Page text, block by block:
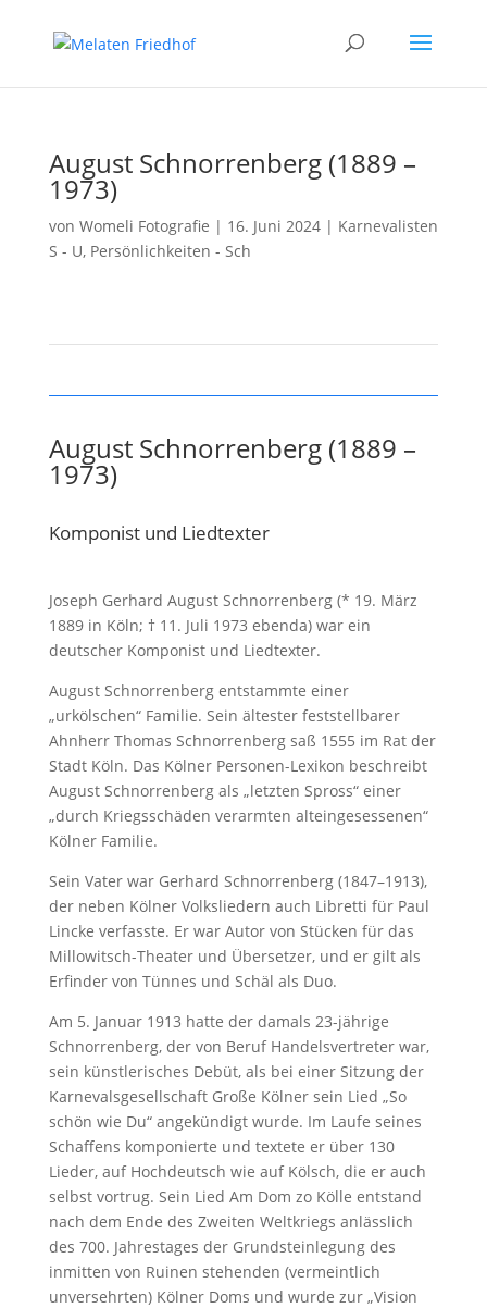
August Schnorrenberg (1889 –
1973)
von Womeli Fotografie | 16. Juni 2024| Karnevalisten
S - U, Persönlichkeiten - Sch
August Schnorrenberg (1889 –
1973)
Komponist und Liedtexter
Joseph Gerhard August Schnorrenberg (* 19. März
1889 in Köln; † 11. Juli 1973 ebenda) war ein
deutscher Komponist und Liedtexter.
August Schnorrenberg entstammte einer
„urkölschen“ Familie. Sein ältester feststellbarer
Ahnherr Thomas Schnorrenberg saß 1555 im Rat der
Stadt Köln. Das Kölner Personen-Lexikon beschreibt
August Schnorrenberg als „letzten Spross“ einer
„durch Kriegsschäden verarmten alteingesessenen“
Kölner Familie.
Sein Vater war Gerhard Schnorrenberg (1847–1913),
der neben Kölner Volksliedern auch Libretti für Paul
Lincke verfasste. Er war Autor von Stücken für das
Millowitsch-Theater und Übersetzer, und er gilt als
Erfinder von Tünnes und Schäl als Duo.
Am 5. Januar 1913 hatte der damals 23-jährige
Schnorrenberg, der von Beruf Handelsvertreter war,
sein künstlerisches Debüt, als bei einer Sitzung der
Karnevalsgesellschaft Große Kölner sein Lied „So
schön wie Du“ angekündigt wurde. Im Laufe seines
Schaffens komponierte und textete er über 130
Lieder, auf Hochdeutsch wie auf Kölsch, die er auch
selbst vortrug. Sein Lied Am Dom zo Kölle entstand
nach dem Ende des Zweiten Weltkriegs anlässlich
des 700. Jahrestages der Grundsteinlegung des
inmitten von Ruinen stehenden (vermeintlich
unversehrten) Kölner Doms und wurde zur „Vision